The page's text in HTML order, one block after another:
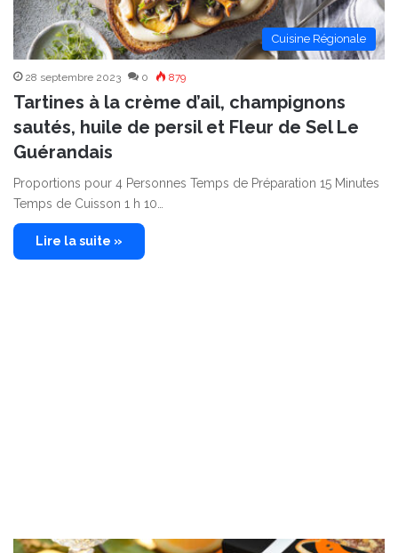
Cuisine Régionale
28 septembre 2023 0 879
Tartines à la crème d’ail, champignons
sautés, huile de persil et Fleur de Sel Le
Guérandais
Proportions pour 4 Personnes Temps de Préparation 15 Minutes
Temps de Cuisson 1 h 10…
Lire la suite »